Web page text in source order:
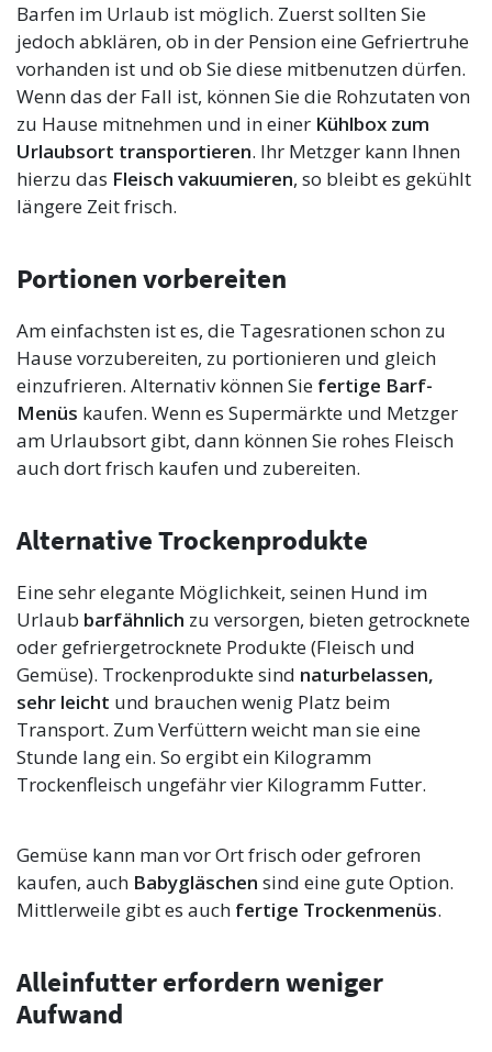
Barfen im Urlaub ist möglich. Zuerst sollten Sie
jedoch abklären, ob in der Pension eine Gefriertruhe
vorhanden ist und ob Sie diese mitbenutzen dürfen.
Wenn das der Fall ist, können Sie die Rohzutaten von
zu Hause mitnehmen und in einer Kühlbox zum
Urlaubsort transportieren. Ihr Metzger kann Ihnen
hierzu das Fleisch vakuumieren, so bleibt es gekühlt
längere Zeit frisch.
Portionen vorbereiten
Am einfachsten ist es, die Tagesrationen schon zu
Hause vorzubereiten, zu portionieren und gleich
einzufrieren. Alternativ können Sie fertige Barf-
Menüs kaufen. Wenn es Supermärkte und Metzger
am Urlaubsort gibt, dann können Sie rohes Fleisch
auch dort frisch kaufen und zubereiten.
Alternative Trockenprodukte
Eine sehr elegante Möglichkeit, seinen Hund im
Urlaub barfähnlich zu versorgen, bieten getrocknete
oder gefriergetrocknete Produkte (Fleisch und
Gemüse). Trockenprodukte sind naturbelassen,
sehr leicht und brauchen wenig Platz beim
Transport. Zum Verfüttern weicht man sie eine
Stunde lang ein. So ergibt ein Kilogramm
Trockenfleisch ungefähr vier Kilogramm Futter.
Gemüse kann man vor Ort frisch oder gefroren
kaufen, auch Babygläschen sind eine gute Option.
Mittlerweile gibt es auch fertige Trockenmenüs.
Alleinfutter erfordern weniger
Aufwand